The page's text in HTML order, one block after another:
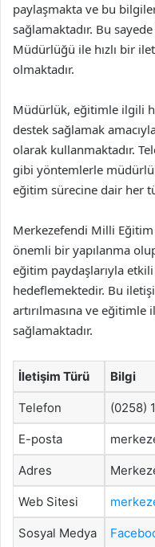
paylaşmakta ve bu
sağlamaktadır. Bu
Müdürlüğü ile hızlı bir
olmaktadır.
Müdürlük, eğitimle ilgili
destek sağlamak
olarak kullanmaktadır.
gibi yöntemlerle
eğitim sürecine dair her
Merkezefendi Milli
önemli bir yapılanma
eğitim paydaşlarıyla
hedeflemektedir. Bu
artırılmasına ve eğitimle
sağlamaktadır.
İletişim Türü Bilgi
Telefon (0258)
E-posta
Adres
Web Sitesi
Sosyal Medya